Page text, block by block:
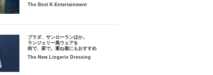
The Best K-Entertainment
プラダ、サンローランほか。
ランジェリー風ウェアを
街で、家で。重ね着にもおすすめ
The New Lingerie Dressing